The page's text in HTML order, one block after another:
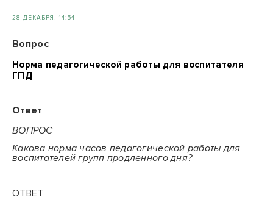
28 ДЕКАБРЯ, 14:54
Вопрос
Норма педагогической работы для воспитателя
ГПД
Ответ
ВОПРОС
Какова норма часов педагогической работы для
воспитателей групп продленного дня?
ОТВЕТ